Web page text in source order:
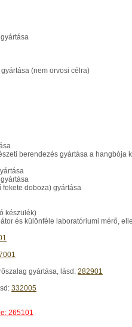
(nem orvosi célra)
berendezés gyártása a hangbója
doboza) gyártása
készülék)
és különféle laboratóriumi mérő,
gyártása, lásd: 282901
332005
265101